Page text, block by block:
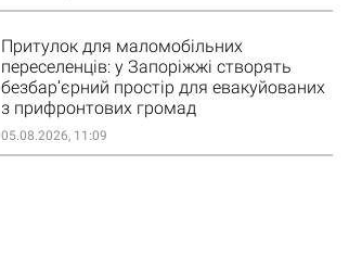
Притулок для маломобільних
переселенців: у Запоріжжі створять
безбар’єрний простір для евакуйованих
з прифронтових громад
05.08.2026, 11:09